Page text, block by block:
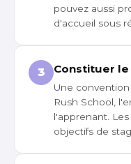
pouvez aussi
d'accueil sous
3 Constituer
Une
Rush School,
l'apprenant.
objectifs de